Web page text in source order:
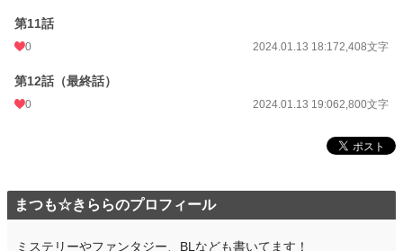
第11話
0 2024.01.13 18:172,408文字
第12話（最終話）
0 2024.01.13 19:062,800文字
まつも☆きららのプロフィール
ミステリーやファンタジー、BLなども書いてます！